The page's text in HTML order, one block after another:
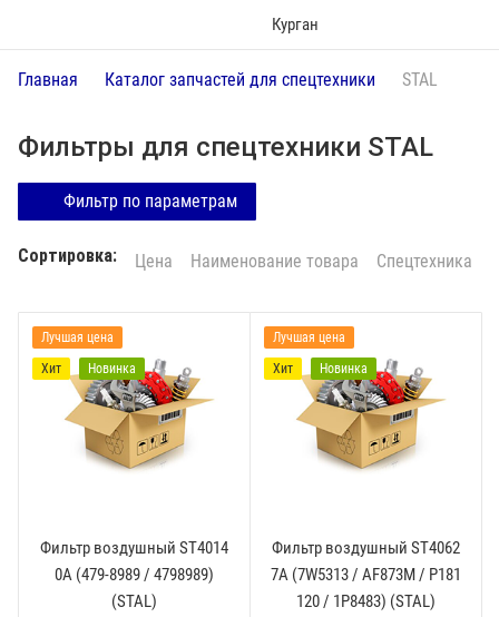
Курган
Главная Каталог запчастей для спецтехники STAL
Фильтры для спецтехники STAL
Фильтр по параметрам
Сортировка: Цена Наименование товара Спецтехника
Лучшая цена
Хит
Новинка
Фильтр воздушный ST4014
0A (479-8989 / 4798989)
(STAL)
Лучшая цена
Хит
Новинка
Фильтр воздушный ST4062
7A (7W5313 / AF873M / P181
120 / 1P8483) (STAL)